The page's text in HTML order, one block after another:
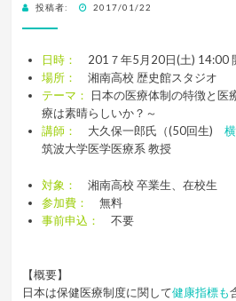
投稿者:
投 2017/01/22
日時：
201７年5月20日(土) 14:00
場所：
湘南高校 歴史館スタジオ
テーマ：
日本の医療体制の特徴と医
療は素晴らしいか？～
講師：
大久保一郎氏（(50回生)
筑波大学医学医療系 教授
対象：
湘南高校 卒業生、在校生
参加費：
無料
事前申込：
不要
【概要】
日本は保健医療制度に関して健康指標も